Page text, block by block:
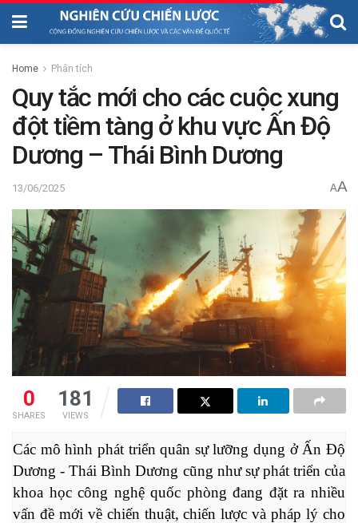
Home Phân tích
Quy tắc mới cho các cuộc xung
đột tiềm tàng ở khu vực Ấn Độ
Dương – Thái Bình Dương
13/06/2025 AA
0
SHARES
181
VIEWS
Các mô hình phát triển quân sự lưỡng dụng ở Ấn Độ
Dương - Thái Bình Dương cũng như sự phát triển của
khoa học công nghệ quốc phòng đang đặt ra nhiều
vấn đề mới về chiến thuật, chiến lược và pháp lý cho